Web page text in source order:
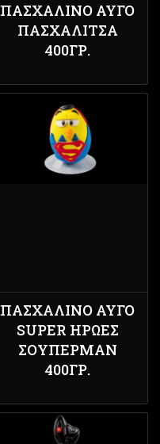
ΠΑΣΧΑΛΙΝΌ ΑΥΓΌ
ΠΑΣΧΑΛΊΤΣΑ
400ΓΡ.
ΠΑΣΧΑΛΙΝΌ ΑΥΓΌ
SUPER ΉΡΩΕΣ
ΣΟΎΠΕΡΜΑΝ
400ΓΡ.